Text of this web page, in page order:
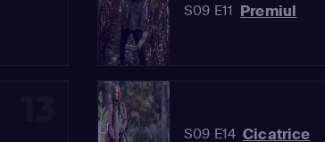
S09 E11 Premiul
S09 E14 Cicatrice